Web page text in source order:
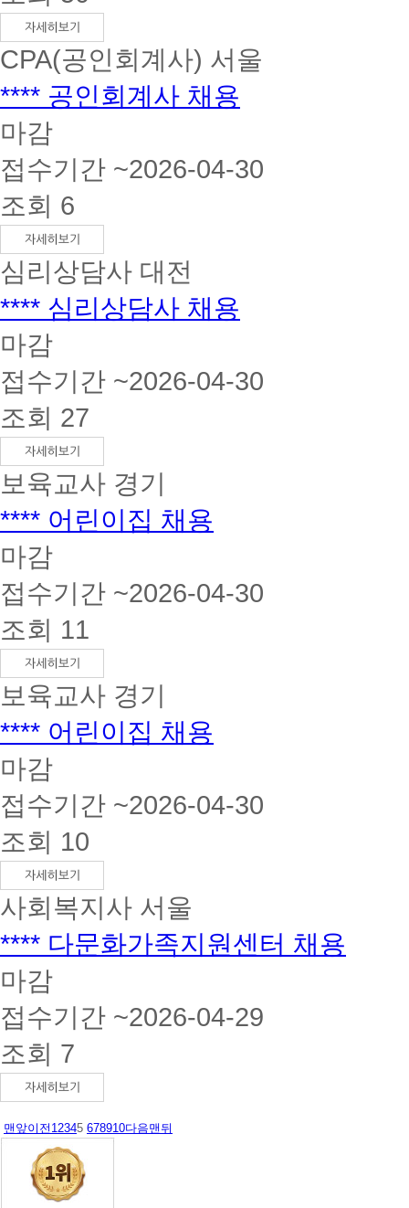
CPA(공인회계사) 서울
**** 공인회계사 채용
마감
접수기간 ~2026-04-30
조회 6
심리상담사 대전
**** 심리상담사 채용
마감
접수기간 ~2026-04-30
조회 27
보육교사 경기
**** 어린이집 채용
마감
접수기간 ~2026-04-30
조회 11
보육교사 경기
**** 어린이집 채용
마감
접수기간 ~2026-04-30
조회 10
사회복지사 서울
**** 다문화가족지원센터 채용
마감
접수기간 ~2026-04-29
조회 7
맨앞이전 1 2345 678910다음맨뒤